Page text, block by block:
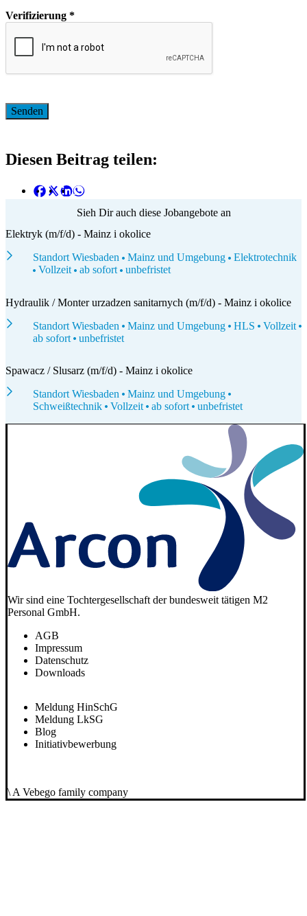
Verifizierung *
Diesen Beitrag teilen:
Sieh Dir auch diese Jobangebote an
Elektryk (m/f/d) - Mainz i okolice
Standort Wiesbaden
Mainz und Umgebung
Elektrotechnik
Vollzeit
ab sofort unbefristet
Hydraulik / Monter urzadzen sanitarnych (m/f/d) - Mainz i okolice
Standort Wiesbaden
Mainz und Umgebung HLS
Vollzeit
ab sofort
unbefristet
Spawacz / Slusarz (m/f/d) - Mainz i okolice
Standort Wiesbaden
Mainz und Umgebung
Schweißtechnik
Vollzeit ab sofort unbefristet
Wir sind eine Tochtergesellschaft der bundesweit tätigen M2
Personal GmbH.
AGB
Impressum
Datenschutz
Downloads
Meldung HinSchG
Meldung LkSG
Blog
Initiativbewerbung
\ A Vebego family company